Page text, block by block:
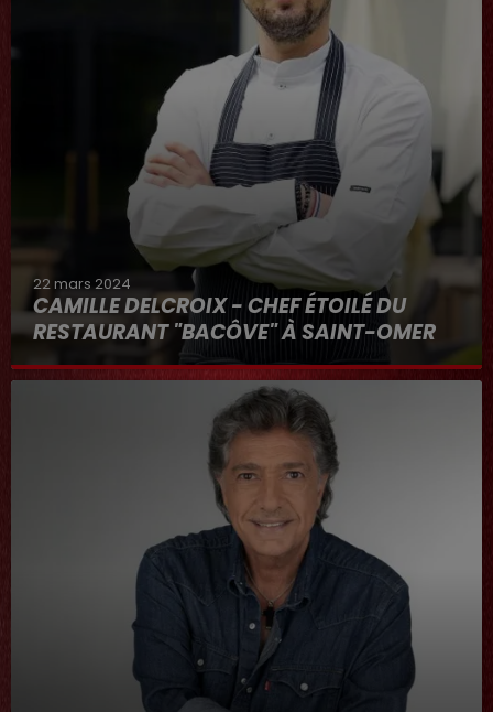
22 mars 2024
CAMILLE DELCROIX - CHEF ÉTOILÉ DU
RESTAURANT "BACÔVE" À SAINT-OMER
Au micro d'Hervé dans "RDL ET VOUS"